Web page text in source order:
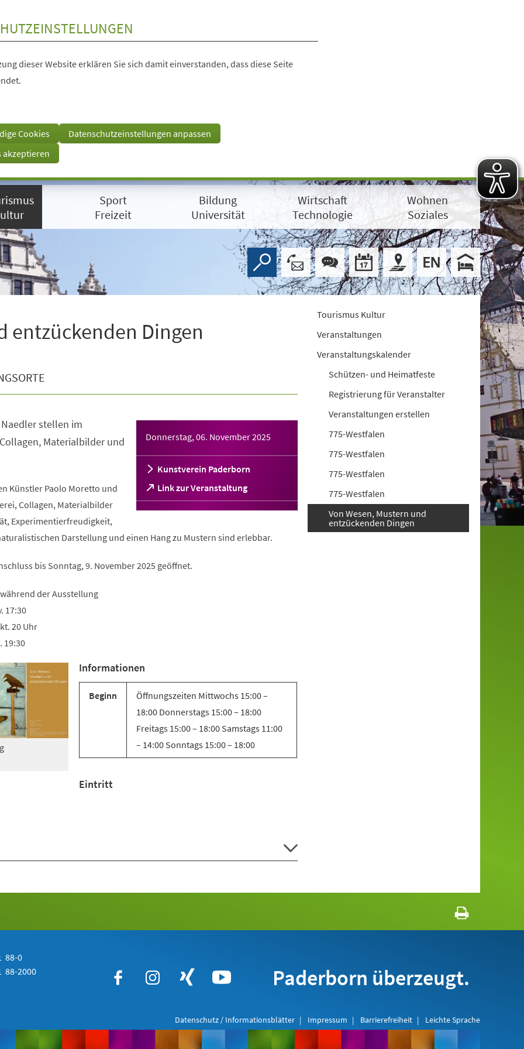
dieser Website erklären Sie sich damit einverstanden, dass diese Seite
Cookies
Datenschutzeinstellungen anpassen
akzeptieren
Sport
Freizeit
Bildung
Universität
Wirtschaft
Technologie
Wohnen
Soziales
entzückenden Dingen
Donnerstag, 06. November 2025
Kunstverein Paderborn
Link zur Veranstaltung
(Öffnet
in
einem
Tab)
stellen im
Materialbilder und
Künstler Paolo Moretto und
Collagen, Materialbilder
Experimentierfreudigkeit,
Darstellung und einen Hang zu Mustern sind erlebbar.
bis Sonntag, 9. November 2025 geöffnet.
der Ausstellung
17:30
20 Uhr
19:30
Informationen
Beginn
Öffnungszeiten Mittwochs 15:00 –
18:00 Donnerstags 15:00 – 18:00
Freitags 15:00 – 18:00 Samstags 11:00
– 14:00 Sonntags 15:00 – 18:00
Eintritt
Tourismus Kultur
Veranstaltungen
Veranstaltungskalender
Schützen- und Heimatfeste
Registrierung für Veranstalter
Veranstaltungen erstellen
775-Westfalen
775-Westfalen
775-Westfalen
775-Westfalen
Von Wesen, Mustern und
entzückenden Dingen
88-0
88-2000 Paderborn überzeugt.
Datenschutz / Informationsblätter Impressum Barrierefreiheit Leichte Sprache